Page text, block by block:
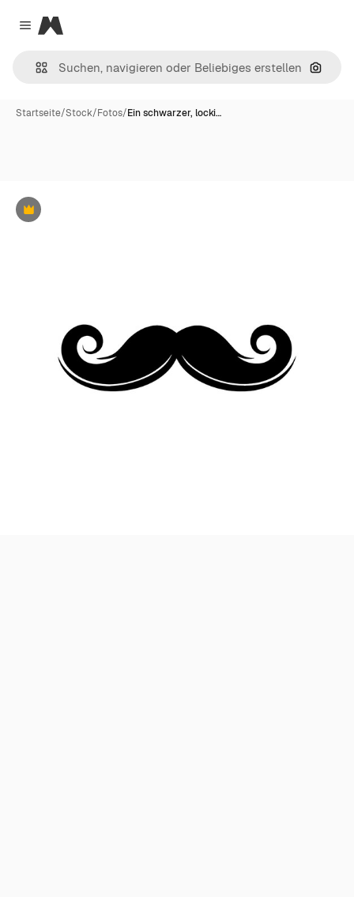
Close menu
Magnific
Nach
Startseite/Stock/Fotos/Ein schwarzer, locki…
Premium